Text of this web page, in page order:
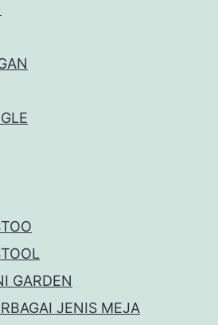
GARDEN
JENIS MEJA